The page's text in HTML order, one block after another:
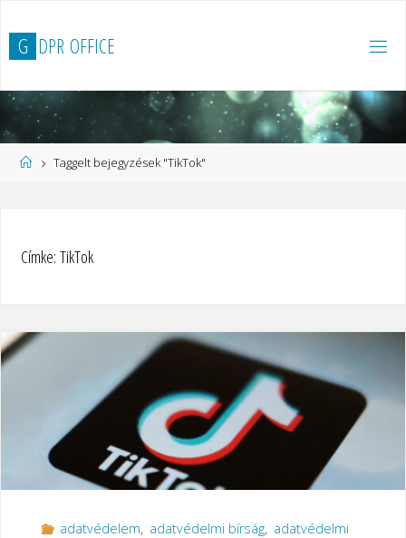
tartalomhoz
G DPR OFFICE
Kezdőlap
Taggelt bejegyzések "TikTok"
Címke:TikTok
adatvédelem, adatvédelmi bírság, adatvédelmi